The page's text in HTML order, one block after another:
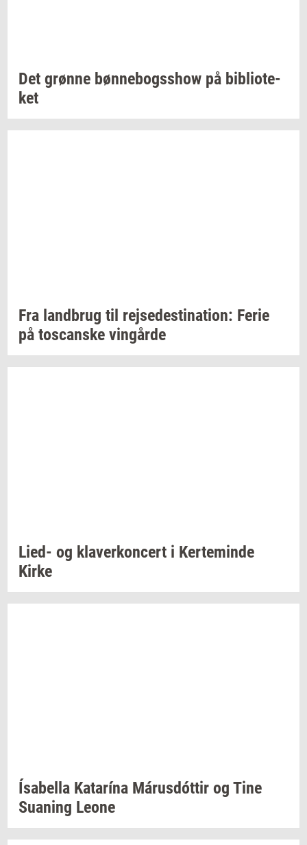
Det grøn­ne bøn­ne­bogsshow på bi­bli­o­te­
ket
Fra land­brug til rej­se­desti­na­tion: Ferie
på toscan­ske vin­går­de
Lied- og kla­ver­kon­cert i Ker­te­min­de
Kirke
Ísabella Katarína Márusdóttir og Tine
Su­a­ning Leone